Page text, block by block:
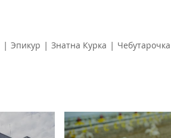
| Эпикур | Знатна Курка | Чебутарочка